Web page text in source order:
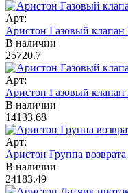
Арт:
Аристон Газовый клапан
В наличии
25720.7
Арт:
Аристон Газовый клапан
В наличии
14133.68
Арт:
Аристон Группа
В наличии
24183.49